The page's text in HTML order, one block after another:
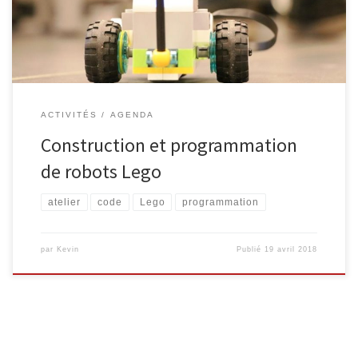
atelier pour découvrir les bases de la programmation,
spécialement […]
ACTIVITÉS AGENDA
Construction et programmation
de robots Lego
atelier code Lego programmation
par Kevin Publié 19 avril 2018